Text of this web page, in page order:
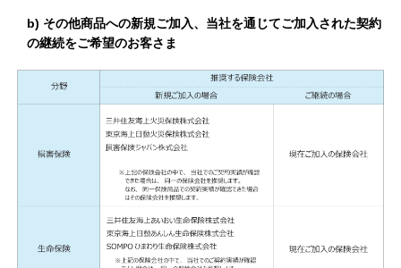
b) その他商品への新規ご加入、当社を通じてご加入された契約
の継続をご希望のお客さま